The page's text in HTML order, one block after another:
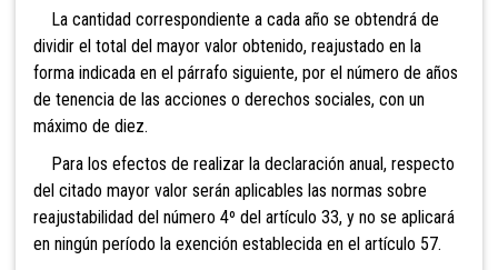
La cantidad correspondiente a cada año se obtendrá de
dividir el total del mayor valor obtenido, reajustado en la
forma indicada en el párrafo siguiente, por el número de años
de tenencia de las acciones o derechos sociales, con un
máximo de diez.
Para los efectos de realizar la declaración anual, respecto
del citado mayor valor serán aplicables las normas sobre
reajustabilidad del número 4º del artículo 33, y no se aplicará
en ningún período la exención establecida en el artículo 57.